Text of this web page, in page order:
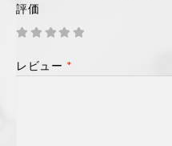
評価
レビュー *